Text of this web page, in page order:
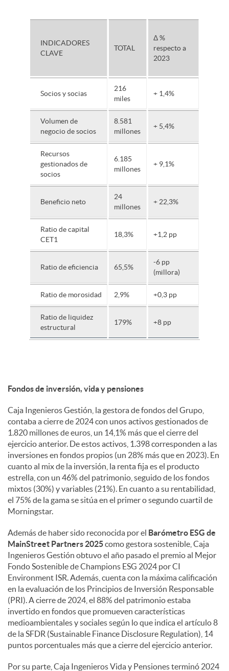
INDICADORES
CLAVE
TOTAL
Δ %
respecto a
2023
Socios y socias
216
miles
+ 1,4%
Volumen de
negocio de socios
8.581
millones
+ 5,4%
Recursos
gestionados de
socios
6.185
millones
+ 9,1%
Beneficio neto
24
millones
+ 22,3%
Ratio de capital
CET1
18,3% +1,2 pp
Ratio de eficiencia 65,5%
-6 pp
(millora)
Ratio de morosidad 2,9% +0,3 pp
Ratio de liquidez
estructural
179% +8 pp
Fondos de inversión, vida y pensiones
Caja Ingenieros Gestión, la gestora de fondos del Grupo,
contaba a cierre de 2024 con unos activos gestionados de
1.820 millones de euros, un 14,1% más que el cierre del
ejercicio anterior. De estos activos, 1.398 corresponden a las
inversiones en fondos propios (un 28% más que en 2023). En
cuanto al mix de la inversión, la renta fija es el producto
estrella, con un 46% del patrimonio, seguido de los fondos
mixtos (30%) y variables (21%). En cuanto a su rentabilidad,
el 75% de la gama se sitúa en el primer o segundo cuartil de
Morningstar.
Además de haber sido reconocida por el Barómetro ESG de
MainStreet Partners 2025como gestora sostenible, Caja
Ingenieros Gestión obtuvo el año pasado el premio al Mejor
Fondo Sostenible de Champions ESG 2024 por CI
Environment ISR. Además, cuenta con la máxima calificación
en la evaluación de los Principios de Inversión Responsable
(PRI). A cierre de 2024, el 88% del patrimonio estaba
invertido en fondos que promueven características
medioambientales y sociales según lo que indica el artículo 8
de la SFDR (Sustainable Finance Disclosure Regulation), 14
puntos porcentuales más que a cierre del ejercicio anterior.
Por su parte, Caja Ingenieros Vida y Pensiones terminó 2024